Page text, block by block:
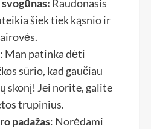
Raudonasis
šiek tiek kąsnio ir
: Man patinka dėti
sūrio, kad gaučiau
skonį! Jei norite, galite
trupinius.
padažas: Norėdami